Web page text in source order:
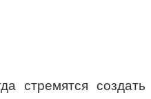
стремятся создать